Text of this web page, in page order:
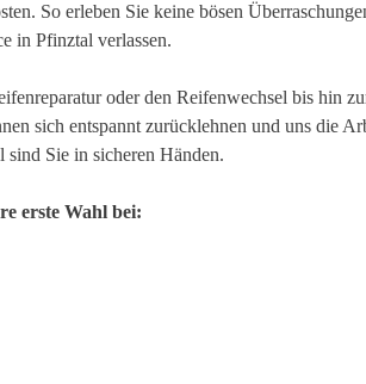
So erleben Sie keine bösen
in Pfinztal verlassen.
oder den Reifenwechsel bis hin
sich entspannt zurücklehnen und uns die
Sie in sicheren Händen.
erste Wahl bei: